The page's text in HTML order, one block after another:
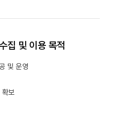
집 및 이용 목적
및 운영
보